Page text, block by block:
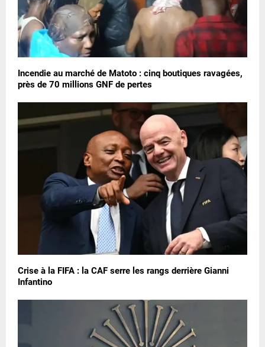
Incendie au marché de Matoto : cinq boutiques ravagées,
près de 70 millions GNF de pertes
Crise à la FIFA : la CAF serre les rangs derrière Gianni
Infantino